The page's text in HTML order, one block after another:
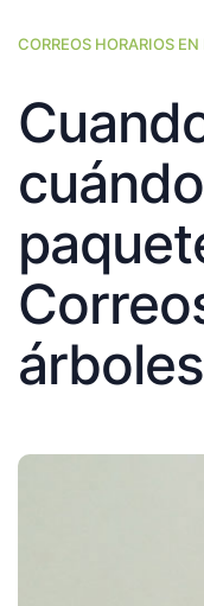
CORREOS HORARIOS